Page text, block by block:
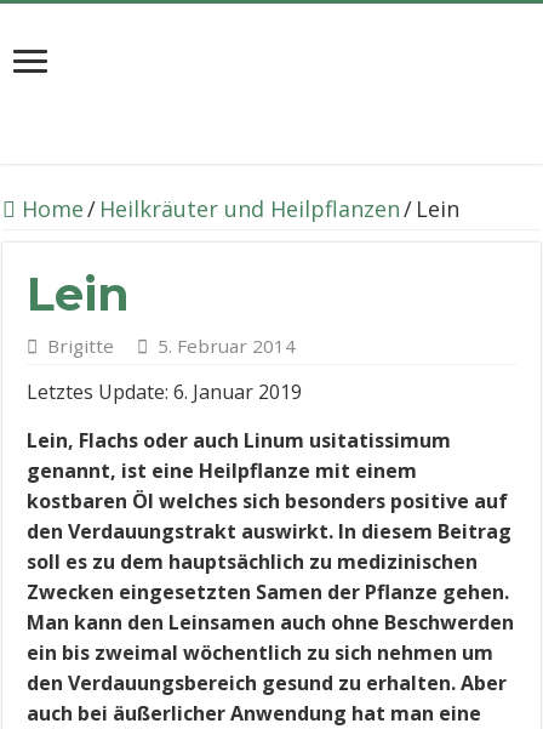
Home/ Heilkräuter und Heilpflanzen/ Lein
Lein
Brigitte 5. Februar 2014
Letztes Update: 6. Januar 2019
Lein, Flachs oder auch Linum usitatissimum
genannt, ist eine Heilpflanze mit einem
kostbaren Öl welches sich besonders positive auf
den Verdauungstrakt auswirkt. In diesem Beitrag
soll es zu dem hauptsächlich zu medizinischen
Zwecken eingesetzten Samen der Pflanze gehen.
Man kann den Leinsamen auch ohne Beschwerden
ein bis zweimal wöchentlich zu sich nehmen um
den Verdauungsbereich gesund zu erhalten. Aber
auch bei äußerlicher Anwendung hat man eine